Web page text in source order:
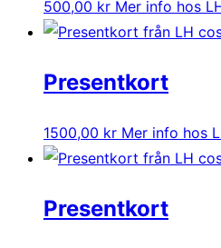
500,00 kr Mer info hos
Presentkort
1500,00 kr Mer info hos
Presentkort